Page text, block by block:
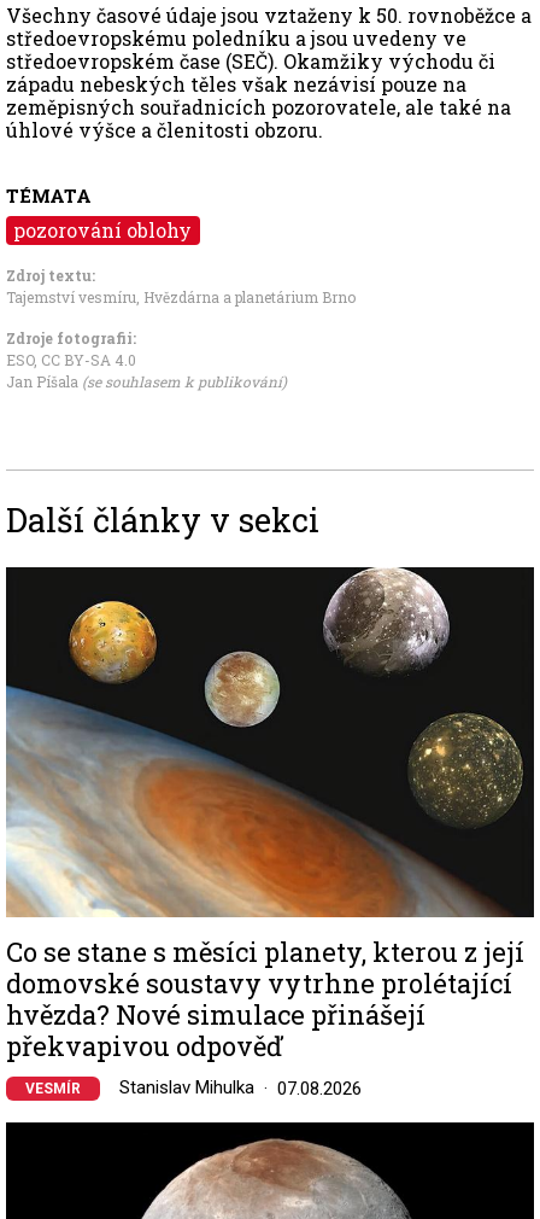
Všechny časové údaje jsou vztaženy k 50. rovnoběžce a
středoevropskému poledníku a jsou uvedeny ve
středoevropském čase (SEČ). Okamžiky východu či
západu nebeských těles však nezávisí pouze na
zeměpisných souřadnicích pozorovatele, ale také na
úhlové výšce a členitosti obzoru.
TÉMATA
pozorování oblohy
Zdroj textu:
Tajemství vesmíru Hvězdárna a planetárium Brno
Zdroje fotografii:
ESO, CC BY-SA 4.0
Jan Píšala (se souhlasem k publikování)
Další články v sekci
Co se stane s měsíci planety, kterou z její
domovské soustavy vytrhne prolétající
hvězda? Nové simulace přinášejí
překvapivou odpověď
VESMÍR Stanislav Mihulka 07.08.2026